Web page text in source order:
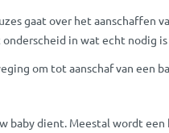
gaat over het
in wat echt nodig
om tot aanschaf van een
baby dient. Meestal wordt